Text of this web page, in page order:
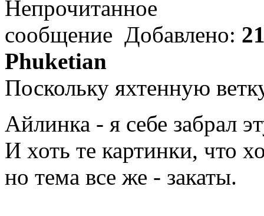
Добавлено:
Phuketian
Поскольку яхтенную
Айлинка - я себе забрал
И хоть те картинки, что
но тема все же - закаты.